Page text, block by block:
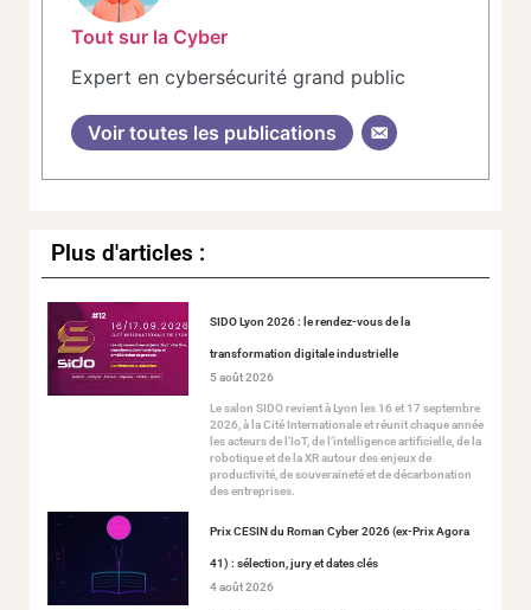
Tout sur la Cyber
Expert en cybersécurité grand public
Voir toutes les publications
Plus d'articles :
SIDO Lyon 2026 : le rendez-vous de la
transformation digitale industrielle
5 août 2026
Le salon SIDO revient à Lyon les 16 et 17 septembre
2026, à la Cité Internationale et réunit chaque année
les acteurs de l’IoT, de l’intelligence artificielle, de la
robotique et de la XR autour des enjeux de
productivité, de souveraineté et de décarbonation
des entreprises.
Prix CESIN du Roman Cyber 2026 (ex-Prix Agora
41) : sélection, jury et dates clés
4 août 2026